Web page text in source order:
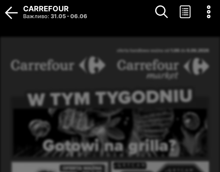
CARREFOUR
Важливо: 31.05-06.06